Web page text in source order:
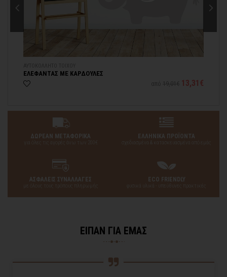
ΕΛΕΦΑΝΤΑΣ ΜΕ ΚΑΡΔΟΥΛΕΣ
13,31€
ΔΩΡΕΑΝ ΜΕΤΑΦΟΡΙΚΑ
για όλες τις αγορές άνω των 200€
ΕΛΛΗΝΙΚΑ ΠΡΟΪΟΝΤΑ
σχεδιασμένα & κατασκευασμένα από εμάς
ΑΣΦΑΛΕΙΣ ΣΥΝΑΛΛΑΓΕΣ
με όλους τους τρόπους πληρωμής
ECO FRIENDLY
φυσικά υλικά - υπεύθυνες πρακτικές
ΕΙΠΑΝ ΓΙΑ ΕΜΑΣ